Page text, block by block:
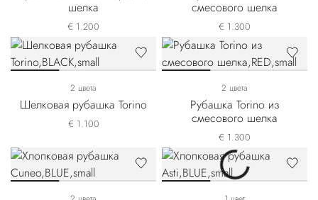
шелка
€ 1.200
смесового шелка
€ 1.300
2 цвета
Шелковая рубашка Torino
€ 1.100
2 цвета
Рубашка Torino из
смесового шелка
€ 1.300